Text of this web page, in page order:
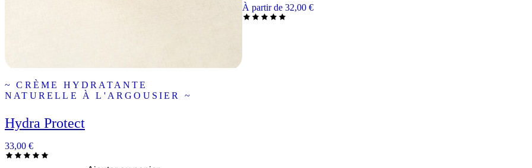
~ CRÈME HYDRATANTE
NATURELLE À L'ARGOUSIER ~
Hydra Protect
33,00 €
À partir de 32,00 €